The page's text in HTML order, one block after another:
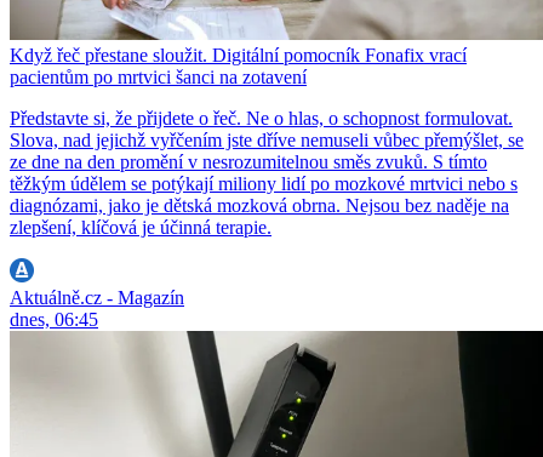
Když řeč přestane sloužit. Digitální pomocník Fonafix vrací
pacientům po mrtvici šanci na zotavení
Představte si, že přijdete o řeč. Ne o hlas, o schopnost formulovat.
Slova, nad jejichž vyřčením jste dříve nemuseli vůbec přemýšlet, se
ze dne na den promění v nesrozumitelnou směs zvuků. S tímto
těžkým údělem se potýkají miliony lidí po mozkové mrtvici nebo s
diagnózami, jako je dětská mozková obrna. Nejsou bez naděje na
zlepšení, klíčová je účinná terapie.
Aktuálně.cz - Magazín
dnes, 06:45